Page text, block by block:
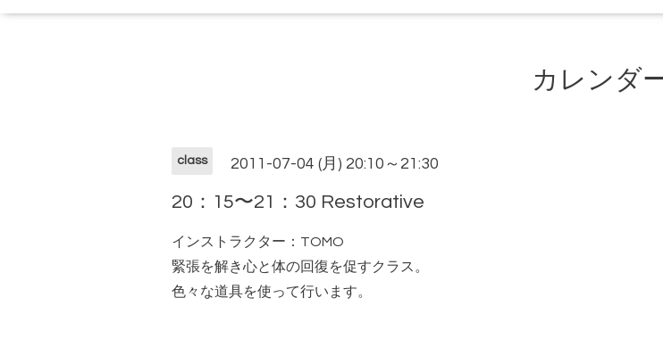
カレンダ
class 2011-07-04 (月) 20:10～21:30
20：15〜21：30 Restorative
インストラクター：TOMO
緊張を解き心と体の回復を促すクラス。
色々な道具を使って行います。